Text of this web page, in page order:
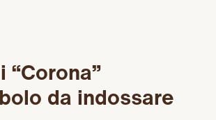
“Corona”
da indossare